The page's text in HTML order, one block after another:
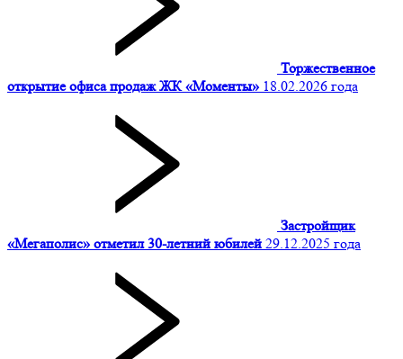
Торжественное
открытие офиса продаж ЖК «Моменты» 18.02.2026 года
Застройщик
«Мегаполис» отметил 30-летний юбилей 29.12.2025 года